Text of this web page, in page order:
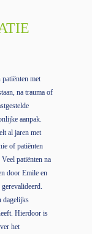
met
na trauma of
aanpak.
al jaren met
of patiënten
patiënten na
door Emile en
dagelijks
Hierdoor is
het